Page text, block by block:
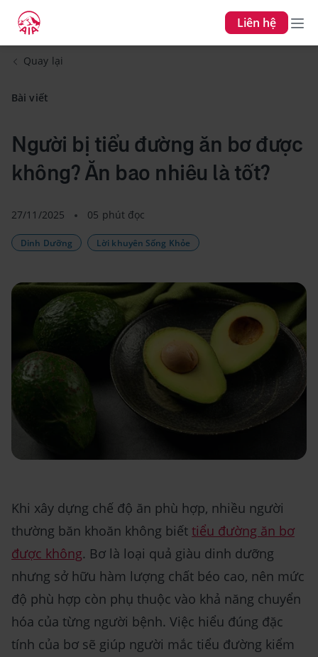
Liên hệ
Quay lại
Bài viết
Người bị tiểu đường ăn bơ được
không? Ăn bao nhiêu là tốt?
27/11/2025 05 phút đọc
Dinh Dưỡng Lời khuyên Sống Khỏe
Khi xây dựng chế độ ăn phù hợp, nhiều người
thường băn khoăn không biết tiểu đường ăn bơ
được không. Bơ là loại quả giàu dinh dưỡng
nhưng sở hữu hàm lượng chất béo cao, nên mức
độ phù hợp còn phụ thuộc vào khả năng chuyển
hóa của từng người bệnh. Việc hiểu đúng đặc
tính của bơ sẽ giúp người mắc tiểu đường kiểm